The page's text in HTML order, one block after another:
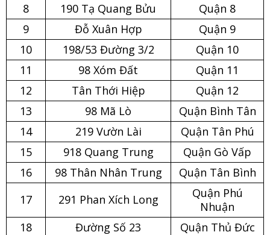
8
190 Tạ Quang Bửu
Quận 8
9
Đỗ Xuân Hợp
Quận 9
10
198/53 Đường 3/2
Quận 10
11
98 Xóm Đất
Quận 11
12
Tân Thới Hiệp
Quận 12
13
98 Mã Lò
Quận Bình Tân
14
219 Vườn Lài
Quận Tân Phú
15
918 Quang Trung
Quận Gò Vấp
16
98 Thân Nhân Trung
Quận Tân Bình
17
291 Phan Xích Long
Quận Phú
Nhuận
18
Đường Số 23
Quận Thủ Đức